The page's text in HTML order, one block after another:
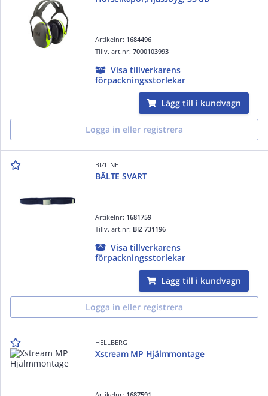
Artikelnr: 1684496
Tillv. art.nr:7000103993
Visa tillverkarens
förpackningsstorlekar
Lägg till i kundvagn
Logga in eller registrera
BIZLINE
BÄLTE SVART
Artikelnr: 1681759
Tillv. art.nr: BIZ 731196
Visa tillverkarens
förpackningsstorlekar
Lägg till i kundvagn
Logga in eller registrera
HELLBERG
Xstream MP Hjälmmontage